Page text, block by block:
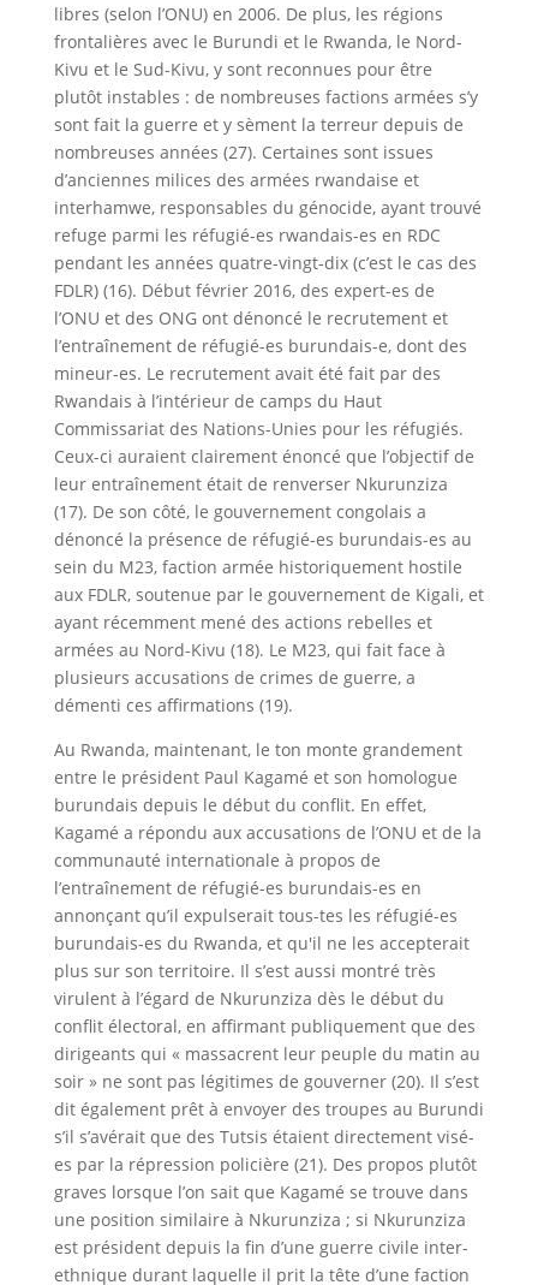
libres (selon l’ONU) en 2006. De plus, les régions
frontalières avec le Burundi et le Rwanda, le Nord-
Kivu et le Sud-Kivu, y sont reconnues pour être
plutôt instables : de nombreuses factions armées s’y
sont fait la guerre et y sèment la terreur depuis de
nombreuses années (27). Certaines sont issues
d’anciennes milices des armées rwandaise et
interhamwe, responsables du génocide, ayant trouvé
refuge parmi les réfugié-es rwandais-es en RDC
pendant les années quatre-vingt-dix (c’est le cas des
FDLR) (16). Début février 2016, des expert-es de
l’ONU et des ONG ont dénoncé le recrutement et
l’entraînement de réfugié-es burundais-e, dont des
mineur-es. Le recrutement avait été fait par des
Rwandais à l’intérieur de camps du Haut
Commissariat des Nations-Unies pour les réfugiés.
Ceux-ci auraient clairement énoncé que l’objectif de
leur entraînement était de renverser Nkurunziza
(17). De son côté, le gouvernement congolais a
dénoncé la présence de réfugié-es burundais-es au
sein du M23, faction armée historiquement hostile
aux FDLR, soutenue par le gouvernement de Kigali, et
ayant récemment mené des actions rebelles et
armées au Nord-Kivu (18). Le M23, qui fait face à
plusieurs accusations de crimes de guerre, a
démenti ces affirmations (19).
Au Rwanda, maintenant, le ton monte grandement
entre le président Paul Kagamé et son homologue
burundais depuis le début du conflit. En effet,
Kagamé a répondu aux accusations de l’ONU et de la
communauté internationale à propos de
l’entraînement de réfugié-es burundais-es en
annonçant qu’il expulserait tous-tes les réfugié-es
burundais-es du Rwanda, et qu'il ne les accepterait
plus sur son territoire. Il s’est aussi montré très
virulent à l’égard de Nkurunziza dès le début du
conflit électoral, en affirmant publiquement que des
dirigeants qui « massacrent leur peuple du matin au
soir » ne sont pas légitimes de gouverner (20). Il s’est
dit également prêt à envoyer des troupes au Burundi
s’il s’avérait que des Tutsis étaient directement visé-
es par la répression policière (21). Des propos plutôt
graves lorsque l’on sait que Kagamé se trouve dans
une position similaire à Nkurunziza ; si Nkurunziza
est président depuis la fin d’une guerre civile inter-
ethnique durant laquelle il prit la tête d’une faction